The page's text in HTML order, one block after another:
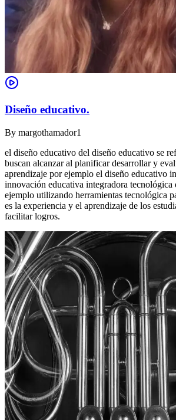
Diseño educativo.
By margothamador1
el diseño educativo del diseño educativo se
buscan alcanzar al planificar desarrollar y
aprendizaje por ejemplo el diseño educativo
innovación educativa integradora tecnológica
ejemplo utilizando herramientas tecnológica
es la experiencia y el aprendizaje de los
facilitar logros.